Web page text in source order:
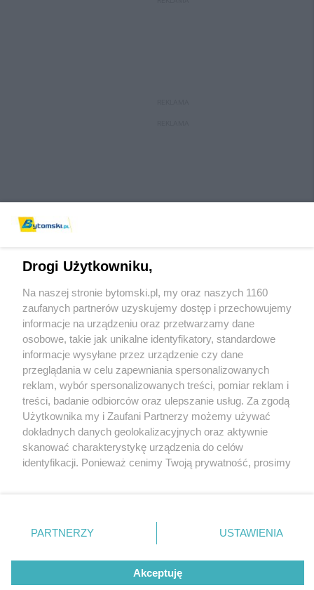
Wydawca mediów lokalnych
Nie zapomnij
zapoznać się z:
polityką prywatności regulamin korzystania z portali
Twojemiasto
Piekary Śląskie
Chorzów
Tarnowskie Góry
Gliwice
Skontaktuj sięz nami
Kontakt
Wydawca
Pogoda
Drogi Użytkowniku,
Na naszej stronie bytomski.pl, my oraz naszych 1160
zaufanych partnerów uzyskujemy dostęp i przechowujemy
informacje na urządzeniu oraz przetwarzamy dane
osobowe, takie jak unikalne identyfikatory, standardowe
informacje wysyłane przez urządzenie czy dane
przeglądania w celu zapewniania spersonalizowanych
reklam, wybór spersonalizowanych treści, pomiar reklam i
treści, badanie odbiorców oraz ulepszanie usług. Za zgodą
Użytkownika my i Zaufani Partnerzy możemy używać
dokładnych danych geolokalizacyjnych oraz aktywnie
skanować charakterystykę urządzenia do celów
identyfikacji. Ponieważ cenimy Twoją prywatność, prosimy
prywatności znajdujący się w lewym dolnym rogu strony
. Niektóre rodzaje przetwarzania danych nie wymagają
zgody użytkownika, ale masz prawo sprzeciwić się
takiemu przetwarzaniu. Preferencje będą miały
PARTNERZY USTAWIENIA
Akceptuję